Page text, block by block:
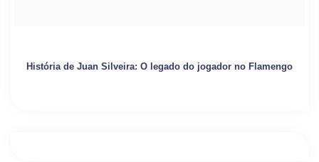
História de Juan Silveira: O legado do jogador no Flamengo